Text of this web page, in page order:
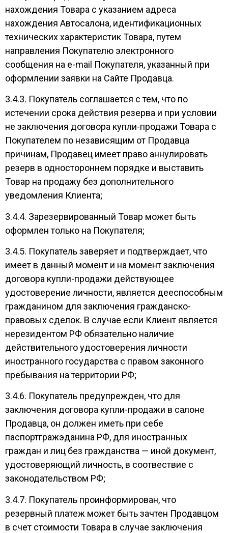
нахождения Товара с указанием адреса
нахождения Автосалона, идентификационных
технических характеристик Товара, путем
направления Покупателю электронного
сообщения на e-mail Покупателя, указанный при
оформлении заявки на Сайте Продавца.
3.4.3. Покупатель соглашается с тем, что по
истечении срока действия резерва и при условии
не заключения договора купли-продажи Товара с
Покупателем по независящим от Продавца
причинам, Продавец имеет право аннулировать
резерв в одностороннем порядке и выставить
Товар на продажу без дополнительного
уведомления Клиента;
3.4.4. Зарезервированный Товар может быть
оформлен только на Покупателя;
3.4.5. Покупатель заверяет и подтверждает, что
имеет в данный момент и на момент заключения
договора купли-продажи действующее
удостоверение личности, является дееспособным
гражданином для заключения гражданско-
правовых сделок. В случае если Клиент является
нерезидентом РФ обязательно наличие
действительного удостоверения личности
иностранного государства с правом законного
пребывания на территории РФ;
3.4.6. Покупатель предупрежден, что для
заключения договора купли-продажи в салоне
Продавца, он должен иметь при себе
паспортгражэданина РФ, для иностранных
граждан и лиц без гражданства — иной документ,
удостоверяющий личность, в соотвествие с
законодательством РФ;
3.4.7. Покупатель проинформирован, что
резервный платеж может быть зачтен Продавцом
в счет стоимости Товара в случае заключения